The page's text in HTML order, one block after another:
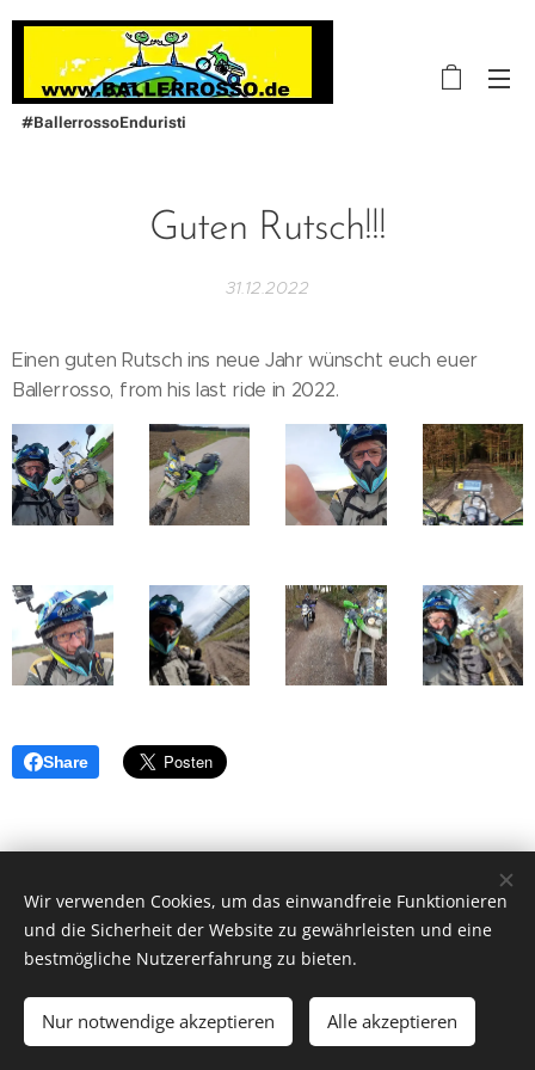
#BallerrossoEnduristi
Guten Rutsch!!!
31.12.2022
Einen guten Rutsch ins neue Jahr wünscht euch euer
Ballerrosso, from his last ride in 2022.
Share
Ballerrosso UG (haftungsbeschränkt), 85253
Kleinberghofen, +49(0)17697678427 zw.18-20 Uhr
Motorradreiseveranstalter
Cookies
Wir verwenden Cookies, um das einwandfreie Funktionieren
und die Sicherheit der Website zu gewährleisten und eine
bestmögliche Nutzererfahrung zu bieten.
Nur notwendige akzeptieren Alle akzeptieren